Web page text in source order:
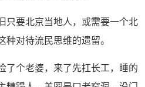
只要北京当地人，或需要一个北
种对待流民思维的遗留。
了个老婆，来了先扛长工，睡的